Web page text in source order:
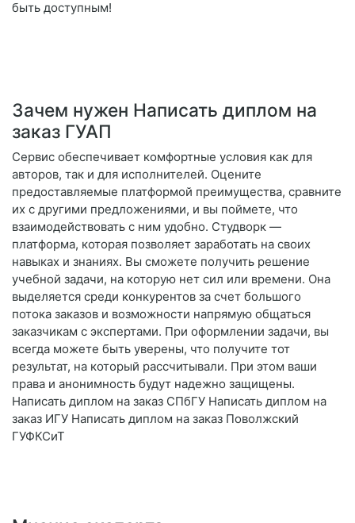
быть доступным!
Зачем нужен Написать диплом на
заказ ГУАП
Сервис обеспечивает комфортные условия как для
авторов, так и для исполнителей. Оцените
предоставляемые платформой преимущества, сравните
их с другими предложениями, и вы поймете, что
взаимодействовать с ним удобно. Студворк —
платформа, которая позволяет заработать на своих
навыках и знаниях. Вы сможете получить решение
учебной задачи, на которую нет сил или времени. Она
выделяется среди конкурентов за счет большого
потока заказов и возможности напрямую общаться
заказчикам с экспертами. При оформлении задачи, вы
всегда можете быть уверены, что получите тот
результат, на который рассчитывали. При этом ваши
права и анонимность будут надежно защищены.
Написать диплом на заказ СПбГУ Написать диплом на
заказ ИГУ Написать диплом на заказ Поволжский
ГУФКСиТ